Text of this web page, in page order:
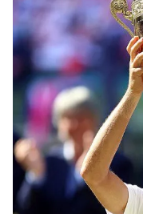
Theo dõi báo trên
Cơ quan chủ quản:
Đài
Cơ quan báo chí:
Thời
Giấy phép hoạt động
cấp ngày 29/12/2023
Tổng Biên tập:Vũ
Phó Tổng Biên tập:
Nguyễn Trọng Ninh
Tổng đài VTV: 024.38